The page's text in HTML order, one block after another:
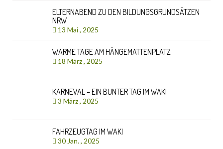
ELTERNABEND ZU DEN BILDUNGSGRUNDSÄTZEN
NRW
13 Mai , 2025
WARME TAGE AM HÄNGEMATTENPLATZ
18 März , 2025
KARNEVAL – EIN BUNTER TAG IM WAKI
3 März , 2025
FAHRZEUGTAG IM WAKI
30 Jan. , 2025